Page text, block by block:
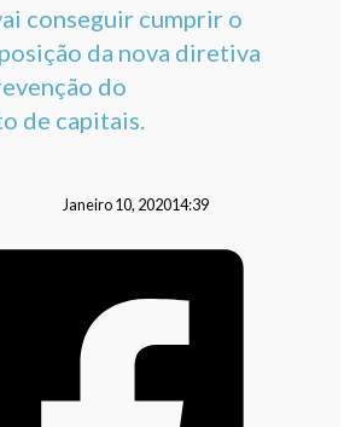
conseguir cumprir o
da nova diretiva
do
de capitais.
Janeiro 10, 202014:39